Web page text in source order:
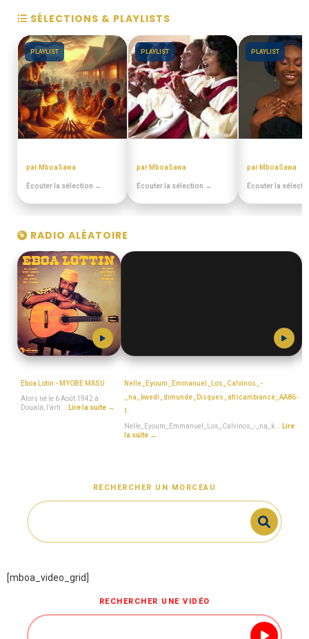
SÉLECTIONS & PLAYLISTS
PLAYLIST
par MboaSawa
Écouter la sélection →
PLAYLIST
par MboaSawa
Écouter la sélection →
PLAYLIST
par MboaSawa
Écouter la
RADIO ALÉATOIRE
Eboa Lotin - MYOBE MASU
Alors né le 6 Août 1942 à
Douala, l’arti...
Lire la suite →
Nelle_Eyoum_Emmanuel_Los_Calvinos_-
_na_kwedi_dimunde_Disques_africambiance_AA86-
1.
Nelle_Eyoum_Emmanuel_Los_Calvinos_-_na_k...
Lire
la suite →
RECHERCHER UN MORCEAU
[mboa_video_grid]
RECHERCHER UNE VIDÉO